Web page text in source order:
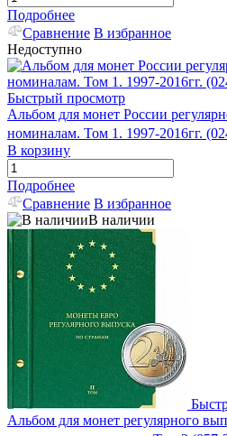
Подробнее
Сравнение В избранное
Недоступно
Быстрый просмотр
Альбом для монет России
номиналам. Том 1. 1997-2016гг.
В корзину
Подробнее
Сравнение В избранное
В наличии
Альбом для монет регулярного